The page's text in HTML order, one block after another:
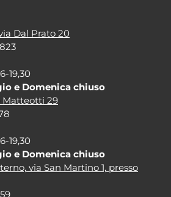
Dal Prato 20
19,30
e Domenica chiuso
Matteotti 29
19,30
e Domenica chiuso
via San Martino 1, presso